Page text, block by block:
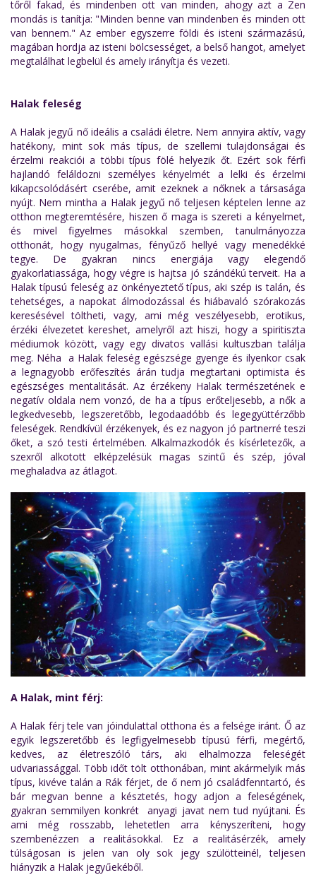
tőről fakad, és mindenben ott van minden, ahogy azt a Zen
mondás is tanítja: "Minden benne van mindenben és minden ott
van bennem." Az ember egyszerre földi és isteni származású,
magában hordja az isteni bölcsességet, a belső hangot, amelyet
megtalálhat legbelül és amely irányítja és vezeti.
Halak feleség
A Halak jegyű nő ideális a családi életre. Nem annyira aktív, vagy
hatékony, mint sok más típus, de szellemi tulajdonságai és
érzelmi reakciói a többi típus fölé helyezik őt. Ezért sok férfi
hajlandó feláldozni személyes kényelmét a lelki és érzelmi
kikapcsolódásért cserébe, amit ezeknek a nőknek a társasága
nyújt. Nem mintha a Halak jegyű nő teljesen képtelen lenne az
otthon megteremtésére, hiszen ő maga is szereti a kényelmet,
és mivel figyelmes másokkal szemben, tanulmányozza
otthonát, hogy nyugalmas, fényűző hellyé vagy menedékké
tegye. De gyakran nincs energiája vagy elegendő
gyakorlatiassága, hogy végre is hajtsa jó szándékú terveit. Ha a
Halak típusú feleség az önkényeztető típus, aki szép is talán, és
tehetséges, a napokat álmodozással és hiábavaló szórakozás
keresésével töltheti, vagy, ami még veszélyesebb, erotikus,
érzéki élvezetet kereshet, amelyről azt hiszi, hogy a spiritiszta
médiumok között, vagy egy divatos vallási kultuszban találja
meg. Néha a Halak feleség egészsége gyenge és ilyenkor csak
a legnagyobb erőfeszítés árán tudja megtartani optimista és
egészséges mentalitását. Az érzékeny Halak természetének e
negatív oldala nem vonzó, de ha a típus erőteljesebb, a nők a
legkedvesebb, legszeretőbb, legodaadóbb és legegyüttérzőbb
feleségek. Rendkívül érzékenyek, és ez nagyon jó partnerré teszi
őket, a szó testi értelmében. Alkalmazkodók és kísérletezők, a
szexről alkotott elképzelésük magas szintű és szép, jóval
meghaladva az átlagot.
A Halak, mint férj:
A Halak férj tele van jóindulattal otthona és a felsége iránt. Ő az
egyik legszeretőbb és legfigyelmesebb típusú férfi, megértő,
kedves, az életreszóló társ, aki elhalmozza feleségét
udvariassággal. Több időt tölt otthonában, mint akármelyik más
típus, kivéve talán a Rák férjet, de ő nem jó családfenntartó, és
bár megvan benne a késztetés, hogy adjon a feleségének,
gyakran semmilyen konkrét anyagi javat nem tud nyújtani. És
ami még rosszabb, lehetetlen arra kényszeríteni, hogy
szembenézzen a realitásokkal. Ez a realitásérzék, amely
túlságosan is jelen van oly sok jegy szülötteinél, teljesen
hiányzik a Halak jegyűekéből.